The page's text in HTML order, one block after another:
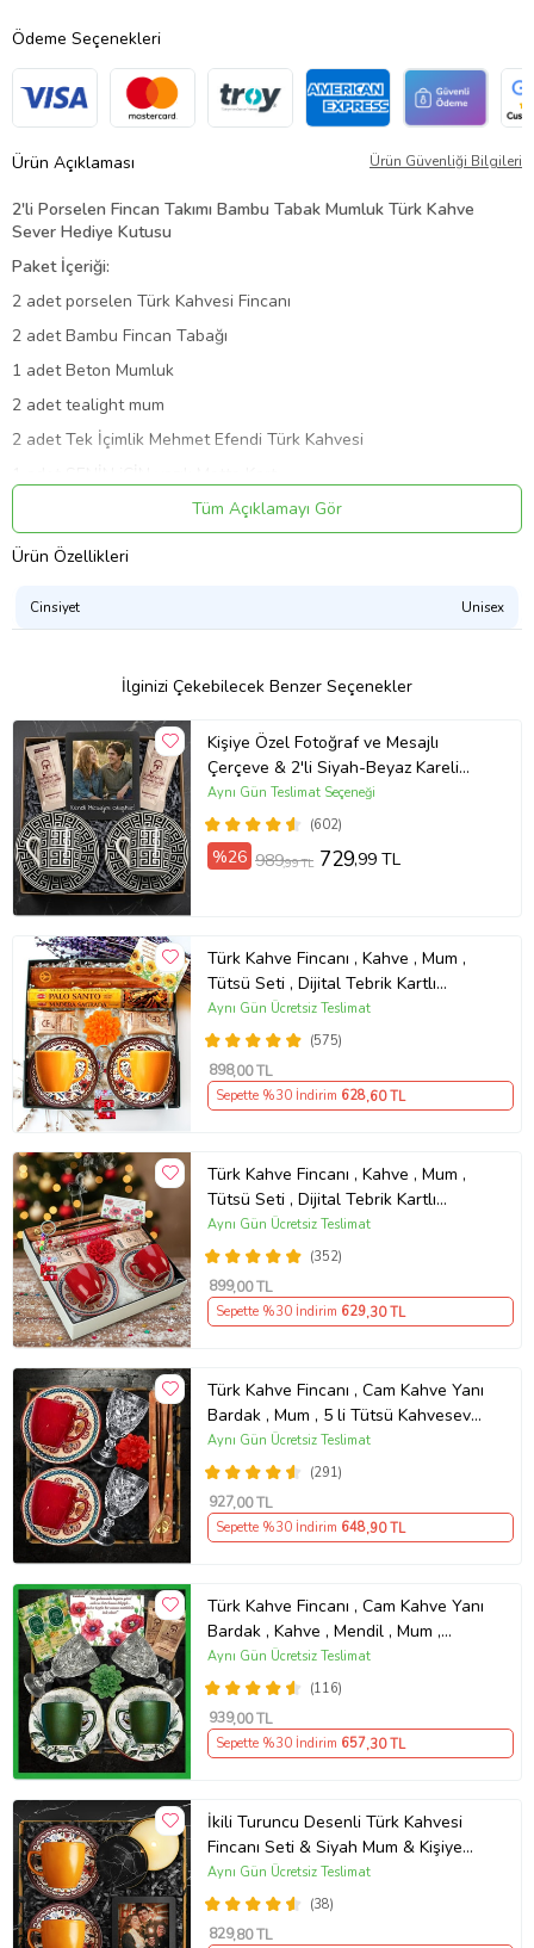
Ödeme Seçenekleri
Ürün Açıklaması Ürün Güvenliği Bilgileri
2'li Porselen Fincan Takımı Bambu Tabak Mumluk Türk Kahve
Sever Hediye Kutusu
Paket İçeriği:
2 adet porselen Türk Kahvesi Fincanı
2 adet Bambu Fincan Tabağı
1 adet Beton Mumluk
2 adet tealight mum
2 adet Tek İçimlik Mehmet Efendi Türk Kahvesi
1 adet portakal dilimi kurusu
1 adet kese koku
gönderilmektedir.
Fincanlar köpük strafor içinde gönderilir kargoda hasar görmemesi
Doğum günü, yeni iş tebrik, ev hediyesi, anneler günü, yeni yıl
yılbaşı hediyesi, sevgililer günü, kadınlar günü, öğretmenler günü,
öğretmene hediye gibi özel günlerde çok tercih edilmektedir.
Ürün Kodu:kc9206328
Tüm Açıklamayı Gör
Ürün Özellikleri
Cinsiyet Unisex
İlginizi Çekebilecek Benzer Seçenekler
Kişiye Özel Fotoğraf ve Mesajlı
Çerçeve & 2'li Siyah-Beyaz Kareli
Türk Kahve Fincanı & 2'li Kahve
Hediye Seti
(602)
Aynı Gün Teslimat Seçeneği
%26 989,99 TL 729,99 TL
Türk Kahve Fincanı , Kahve , Mum ,
Tütsü Seti , Dijital Tebrik Kartlı
Kahvesever Hediye Seti AYN34
KŞSL
(575)
Aynı Gün Ücretsiz Teslimat
898,00 TL
Sepette %30 İndirim 628,60 TL
Türk Kahve Fincanı , Kahve , Mum ,
Tütsü Seti , Dijital Tebrik Kartlı
Kahvesever Hediye Seti AYN34
KŞSL
(352)
Aynı Gün Ücretsiz Teslimat
899,00 TL
Sepette %30 İndirim 629,30 TL
Türk Kahve Fincanı , Cam Kahve Yanı
Bardak , Mum , 5 li Tütsü Kahvesever
Hediye Seti AYN34
(291)
Aynı Gün Ücretsiz Teslimat
927,00 TL
Sepette %30 İndirim 648,90 TL
Türk Kahve Fincanı , Cam Kahve Yanı
Bardak , Kahve , Mendil , Mum ,
Dijital Tebrik Kartlı Kahvesever
Hediye Seti AYN34
(116)
Aynı Gün Ücretsiz Teslimat
939,00 TL
Sepette %30 İndirim 657,30 TL
İkili Turuncu Desenli Türk Kahvesi
Fincanı Seti & Siyah Mum & Kişiye
Özel Fotoğraf Çerçevesi
(38)
Aynı Gün Ücretsiz Teslimat
829,80 TL